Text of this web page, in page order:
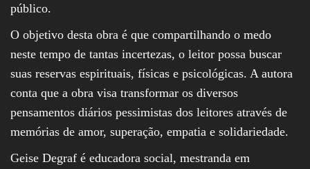
público.
O objetivo desta obra é que compartilhando o medo
neste tempo de tantas incertezas, o leitor possa buscar
suas reservas espirituais, físicas e psicológicas. A autora
conta que a obra visa transformar os diversos
pensamentos diários pessimistas dos leitores através de
memórias de amor, superação, empatia e solidariedade.
Geise Degraf é educadora social, mestranda em